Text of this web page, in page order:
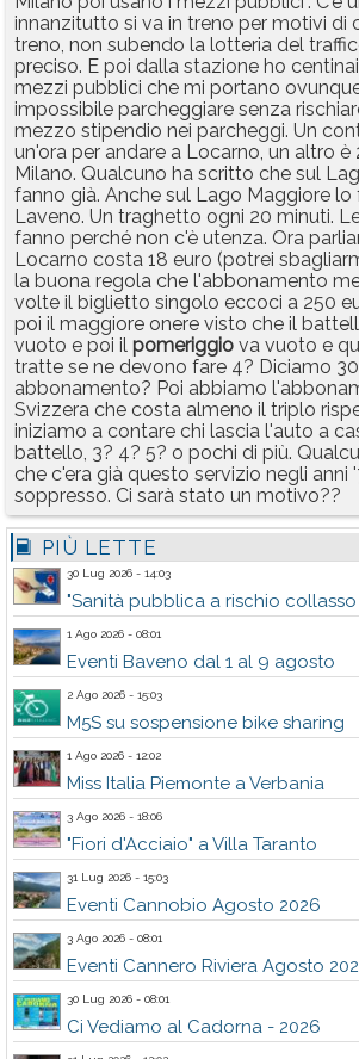
innanzitutto si va in treno per motivi di
treno, non subendo la lotteria del
preciso. E poi dalla stazione ho
mezzi pubblici che mi portano
impossibile parcheggiare senza
mezzo stipendio nei parcheggi. Un
un'ora per andare a Locarno, un altro è
Milano. Qualcuno ha scritto che sul
fanno già. Anche sul Lago Maggiore lo
Laveno. Un traghetto ogni 20 minuti.
fanno perché non c'è utenza. Ora
Locarno costa 18 euro (potrei
la buona regola che l'abbonamento
volte il biglietto singolo eccoci a 250
poi il maggiore onere visto che il
vuoto e poi il pomeriggio va vuoto e
tratte se ne devono fare 4? Diciamo
abbonamento? Poi abbiamo
Svizzera che costa almeno il triplo
iniziamo a contare chi lascia l'auto a
battello, 3? 4? 5? o pochi di più.
che c'era già questo servizio negli anni
soppresso. Ci sarà stato un motivo??
PIÙ LETTE
30 Lug 2026 - 14:03
"Sanità pubblica a rischio collasso
1 Ago 2026 - 08:01
Eventi Baveno dal 1 al 9 agosto
2 Ago 2026 - 15:03
M5S su sospensione bike sharing
1 Ago 2026 - 12:02
Miss Italia Piemonte a Verbania
3 Ago 2026 - 18:06
"Fiori d'Acciaio" a Villa Taranto
31 Lug 2026 - 15:03
Eventi Cannobio Agosto 2026
3 Ago 2026 - 08:01
Eventi Cannero Riviera Agosto
30 Lug 2026 - 08:01
Ci Vediamo al Cadorna - 2026